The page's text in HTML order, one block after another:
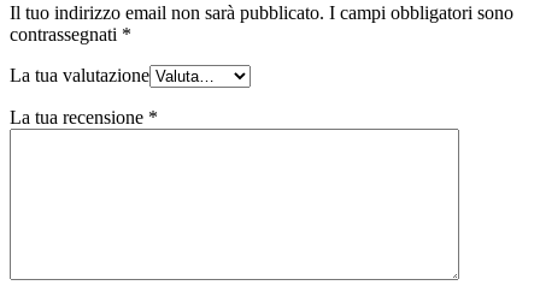
Il tuo indirizzo email non sarà pubblicato. I campi obbligatori sono
contrassegnati *
La tua valutazione
La tua recensione *